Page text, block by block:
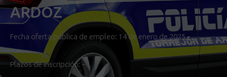
ARDOZ
Fecha oferta pública de empleo: 14 de enero de 2025
Plazos de inscripción: –